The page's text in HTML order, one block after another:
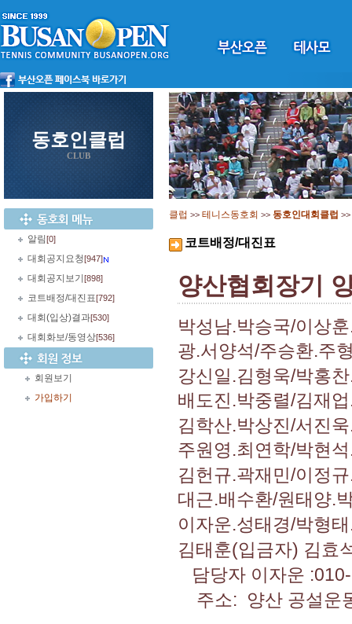
동호인클럽
CLUB
알림[0]
대회공지요청[947]
대회공지보기 [898]
코트배정/대진표[792]
대회(입상)결과[530]
대회화보/동영상[536]
회원보기
가입하기
클럽 >> 테니스동호회 >> 동호인대회클럽 >>
코트배정/대진표
양산협회장기
박성남.박승국/이상
광.서양석/주승환.주
강신일.김형욱/박홍
배도진.박중렬/김재
김학산.박상진/서진
주원영.최연학/박현
김헌규.곽재민/이정
대근.배수환/원태양.
이자운.성태경/박형
김태훈(입금자) 김효
담당자 이자운
주소: 양산 공설운